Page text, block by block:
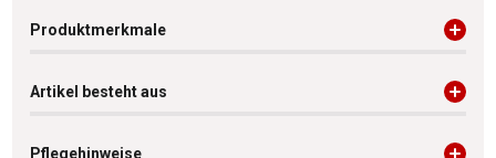
Produktmerkmale
Artikel besteht aus
Pflegehinweise